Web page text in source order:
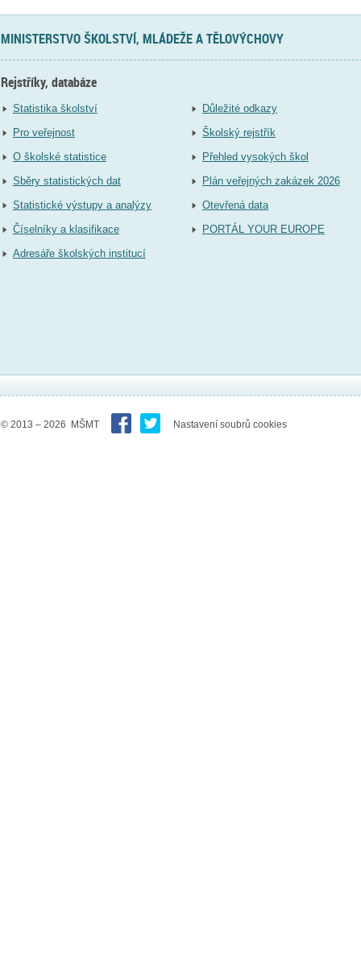
MINISTERSTVO ŠKOLSTVÍ, MLÁDEŽE A TĚLOVÝCHOVY
Rejstříky, databáze
Statistika školství
Pro veřejnost
O školské statistice
Sběry statistických dat
Statistické výstupy a analýzy
Číselníky a klasifikace
Adresáře školských institucí
Důležité odkazy
Školský rejstřík
Přehled vysokých škol
Plán veřejných zakázek 2026
Otevřená data
PORTÁL YOUR EUROPE
© 2013 – 2026 MŠMT Nastavení soubrů cookies